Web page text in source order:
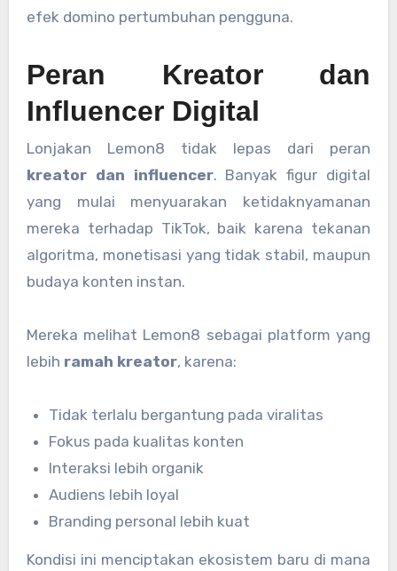
efek domino pertumbuhan pengguna.
Peran Kreator dan
Influencer Digital
Lonjakan Lemon8 tidak lepas dari peran
kreator dan influencer. Banyak figur digital
yang mulai menyuarakan ketidaknyamanan
mereka terhadap TikTok, baik karena tekanan
algoritma, monetisasi yang tidak stabil, maupun
budaya konten instan.
Mereka melihat Lemon8 sebagai platform yang
lebih ramah kreator, karena:
Tidak terlalu bergantung pada viralitas
Fokus pada kualitas konten
Interaksi lebih organik
Audiens lebih loyal
Branding personal lebih kuat
Kondisi ini menciptakan ekosistem baru di mana